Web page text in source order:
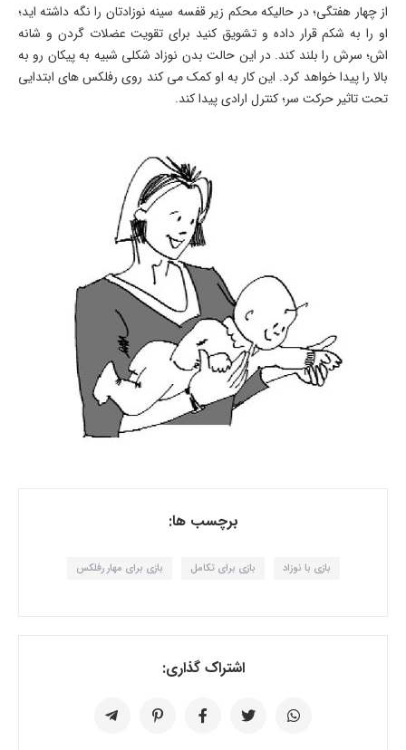
از چهار هفتگی؛ در حالیکه محکم زیر قفسه سینه نوزادتان را نگه داشته اید؛
او را به شکم قرار داده و تشویق کنید برای تقویت عضلات گردن و شانه
اش؛ سرش را بلند کند. در این حالت بدن نوزاد شکلی شبیه به پیکان رو به
بالا را پیدا خواهد کرد. این کار به او کمک می کند روی رفلکس های ابتدایی
تحت تاثیر حرکت سر؛ کنترل ارادی پیدا کند.
برچسب ها:
بازی با نوزاد بازی برای تکامل بازی برای مهار رفلکس
اشتراک گذاری: